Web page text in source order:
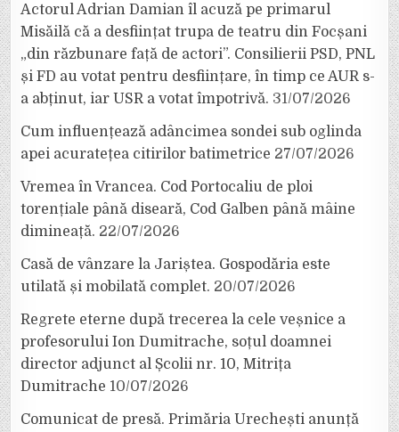
Actorul Adrian Damian îl acuză pe primarul
Misăilă că a desființat trupa de teatru din Focșani
„din răzbunare față de actori”. Consilierii PSD, PNL
și FD au votat pentru desființare, în timp ce AUR s-
a abținut, iar USR a votat împotrivă. 31/07/2026
Cum influențează adâncimea sondei sub oglinda
apei acuratețea citirilor batimetrice 27/07/2026
Vremea în Vrancea. Cod Portocaliu de ploi
torențiale până diseară, Cod Galben până mâine
dimineață. 22/07/2026
Casă de vânzare la Jariștea. Gospodăria este
utilată și mobilată complet. 20/07/2026
Regrete eterne după trecerea la cele veșnice a
profesorului Ion Dumitrache, soțul doamnei
director adjunct al Școlii nr. 10, Mitrița
Dumitrache 10/07/2026
Comunicat de presă. Primăria Urechești anunță